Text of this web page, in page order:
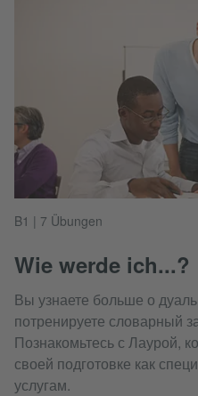
B1 | 7 Übungen
Wie werde ich...?
Вы узнаете больше о
потренируете словарный
Познакомьтесь с Лаурой,
своей подготовке как
услугам.